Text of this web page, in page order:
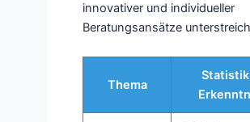
innovativer und individueller
Beratungsansätze
Thema